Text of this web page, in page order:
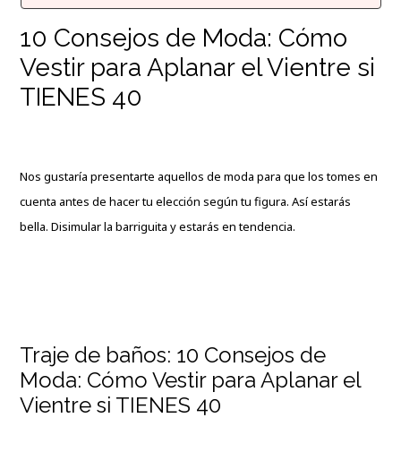
10 Consejos de Moda: Cómo
Vestir para Aplanar el Vientre si
TIENES 40
Nos gustaría presentarte aquellos de moda para que los tomes en
cuenta antes de hacer tu elección según tu figura. Así estarás
bella. Disimular la barriguita y estarás en tendencia.
Traje de baños: 10 Consejos de
Moda: Cómo Vestir para Aplanar el
Vientre si TIENES 40